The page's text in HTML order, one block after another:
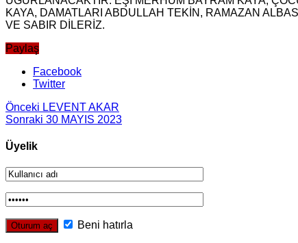
KAYA, DAMATLARI ABDULLAH TEKİN, RAMAZAN
VE SABIR DİLERİZ.
Paylaş
Facebook
Twitter
Önceki LEVENT AKAR
Sonraki 30 MAYIS 2023
Üyelik
Beni hatırla